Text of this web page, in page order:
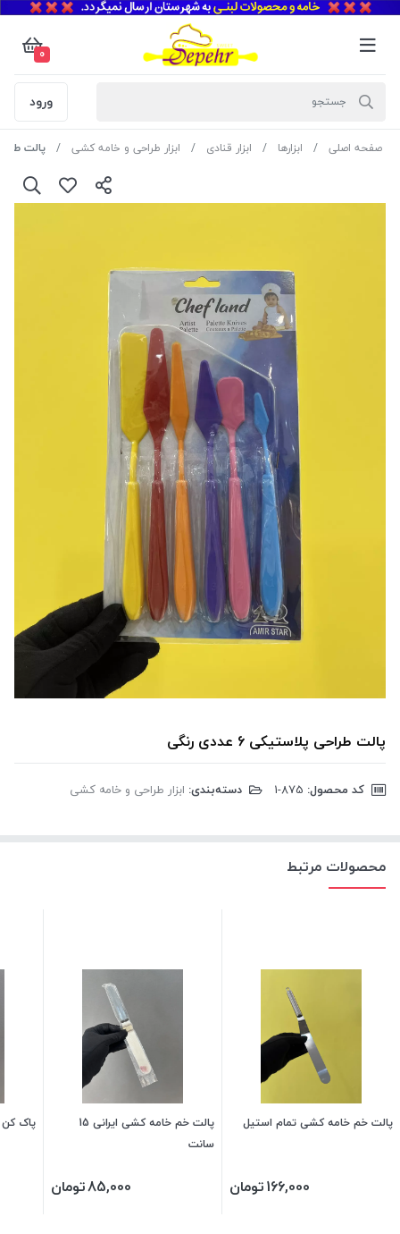
0
ورود
صفحه اصلی ابزارها ابزار قنادی ابزار طراحی و خامه کشی پالت طراحی
پالت طراحی پلاستیکی 6 عددی رنگی
کد محصول: دسته‌بندی: ابزار طراحی و خامه کشی
محصولات مرتبط
پالت خم خامه کشی تمام استیل
166,000تومان
پالت خم خامه کشی ایرانی 15
سانت
85,000تومان
پاک